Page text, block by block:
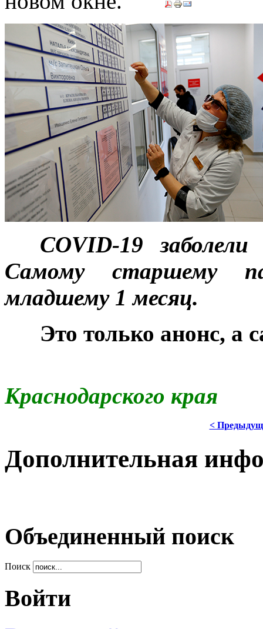
COVID-19
Самому старшему
младшему 1 месяц.
Это только анонс, а
Краснодарского края
<
Дополнительная
Объединенный поиск
Поиск
Войти